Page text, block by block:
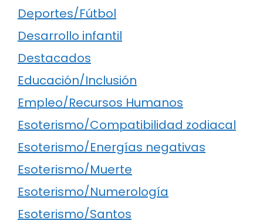
Deportes/Fútbol
Desarrollo infantil
Destacados
Educación/Inclusión
Empleo/Recursos Humanos
Esoterismo/Compatibilidad zodiacal
Esoterismo/Energías negativas
Esoterismo/Muerte
Esoterismo/Numerología
Esoterismo/Santos